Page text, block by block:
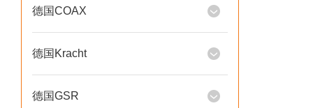
德国COAX
德国Kracht
德国GSR